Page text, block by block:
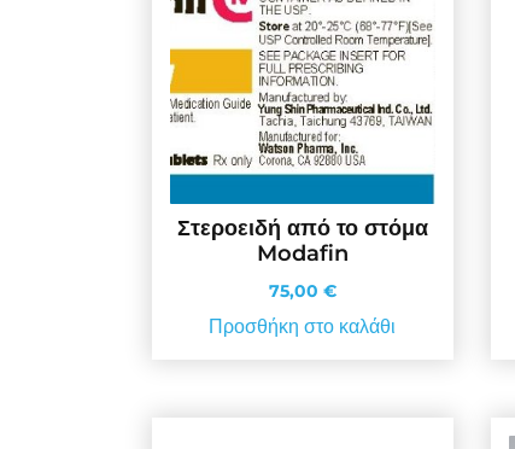
Στεροειδή από το στόμα
Modafin
75,00 €
Προσθήκη στο καλάθι